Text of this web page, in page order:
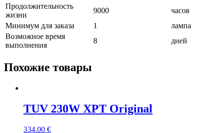
Продолжительность
жизни
9000
часов
Минимум для заказа
1
лампа
Возможное время
выполнения
8 дней
Похожие товары
TUV 230W XPT Original
334.00 €